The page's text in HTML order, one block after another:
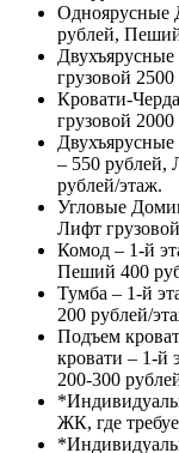
Одноярусные
рублей,
грузовой
Кровати-
грузовой
– 550 рублей,
рублей/этаж.
Угловые
Лифт
Комод – 1-й
Пеший 400
Тумба – 1-й
200 рублей/
Подъем
кровати – 1-й
200-300
ЖК, где